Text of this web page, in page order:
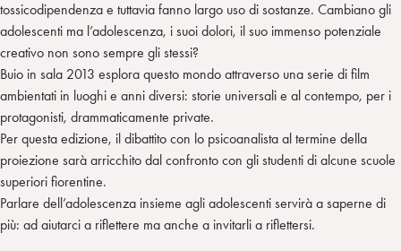
tossicodipendenza e tuttavia fanno largo uso di sostanze. Cambiano gli
adolescenti ma l’adolescenza, i suoi dolori, il suo immenso potenziale
creativo non sono sempre gli stessi?
Buio in sala 2013 esplora questo mondo attraverso una serie di film
ambientati in luoghi e anni diversi: storie universali e al contempo, per i
protagonisti, drammaticamente private.
Per questa edizione, il dibattito con lo psicoanalista al termine della
proiezione sarà arricchito dal confronto con gli studenti di alcune scuole
superiori fiorentine.
Parlare dell’adolescenza insieme agli adolescenti servirà a saperne di
più: ad aiutarci a riflettere ma anche a invitarli a riflettersi.